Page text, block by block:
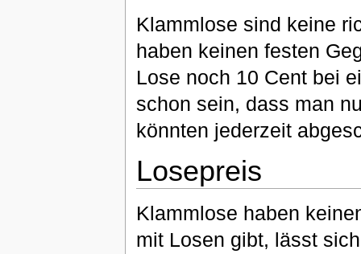
Klammlose sind keine
haben keinen festen
Lose noch 10 Cent bei
schon sein, dass man
könnten jederzeit
Losepreis
Klammlose haben
mit Losen gibt, lässt